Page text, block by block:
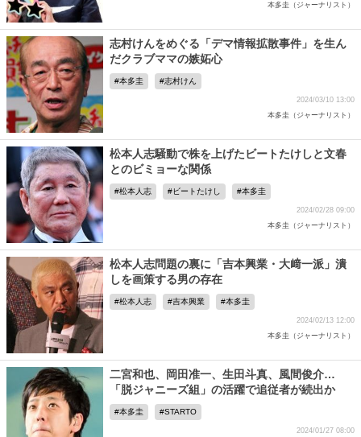
本多圭（ジャーナリスト）
志村けんをめぐる「デマ情報拡散事件」を生ん
だクラブママの嫉妬心
本多圭 志村けん
2024/03/10 13:00
本多圭（ジャーナリスト）
松本人志騒動で株を上げたビートたけしと文春
とのビミョーな関係
松本人志 ビートたけし 本多圭
2024/02/28 09:00
本多圭（ジャーナリスト）
松本人志問題の裏に「吉本興業・大﨑一派」潰
しを画策する男の存在
松本人志 吉本興業 本多圭
2024/02/13 12:00
本多圭（ジャーナリスト）
二宮和也、岡田准一、生田斗真、風間俊介…
「脱ジャニーズ組」の活躍で追従者が続出か
本多圭 STARTO
2024/01/27 08:00